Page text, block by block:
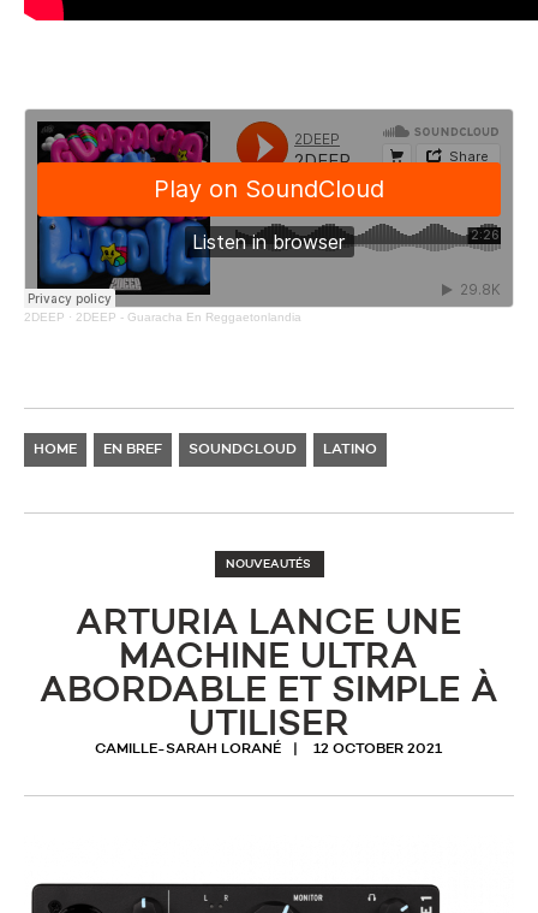
2DEEP · 2DEEP - Guaracha En Reggaetonlandia
HOME EN BREF SOUNDCLOUD LATINO
NOUVEAUTÉS
ARTURIA LANCE UNE
MACHINE ULTRA
ABORDABLE ET SIMPLE À
UTILISER
CAMILLE-SARAH LORANÉ 12 OCTOBER 2021